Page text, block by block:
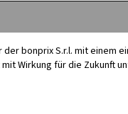
bonprix S.r.l. mit einem
Wirkung für die Zukunft